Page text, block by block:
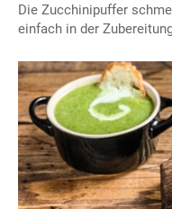
Die Zucchinipuffer
einfach in der